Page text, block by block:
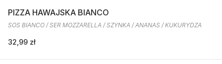
PIZZA HAWAJSKA BIANCO
SOS BIANCO / SER MOZZARELLA / SZYNKA / ANANAS / KUKURYDZA
32,99 zł